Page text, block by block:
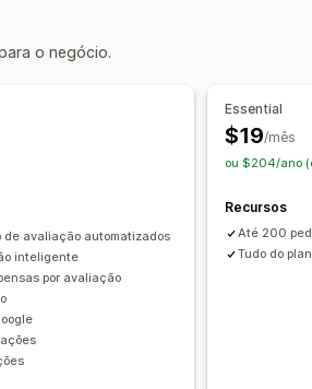
Resumos de avaliações
Migração de avaliações
Automações
pode oferecer
o negócio.
avaliação automatizados
inteligente
por avaliação
Essential
$19/mês
ou $204/ano
Recursos
Até 200
Tudo do